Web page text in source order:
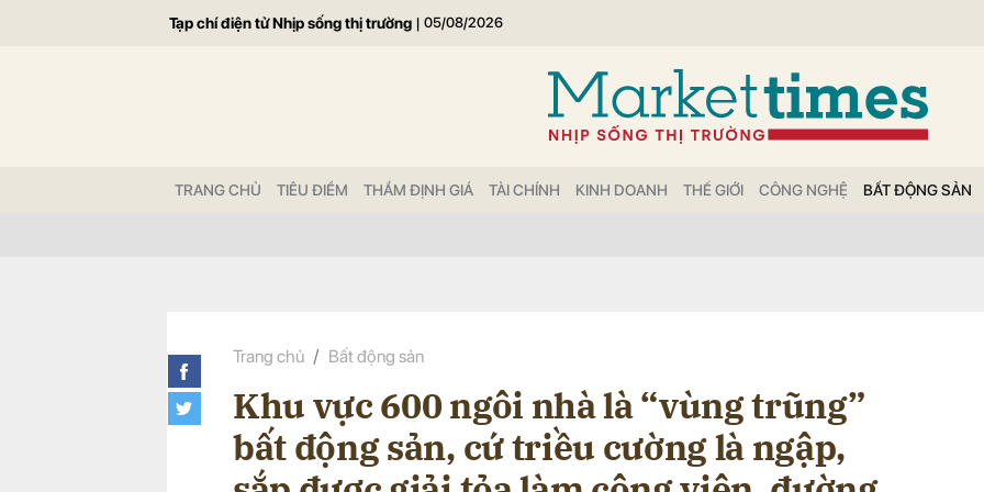
Tạp chí điện tử Nhịp sống thị trường | 05/08/2026
TRANG CHỦ TIÊU ĐIỂM THẨM ĐỊNH GIÁ TÀI CHÍNH KINH DOANH THẾ GIỚI CÔNG NGHỆ BẤT ĐỘNG SẢN
Trang chủ Bất động sản
Khu vực 600 ngôi nhà là “vùng trũng”
bất động sản, cứ triều cường là ngập,
Gửi bình luận